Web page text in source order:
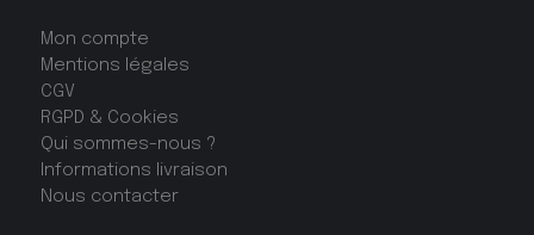
Mon compte
Mentions légales
CGV
RGPD & Cookies
Qui sommes-nous ?
Informations livraison
Nous contacter